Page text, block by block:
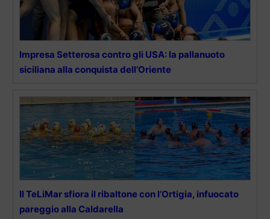
Impresa Setterosa contro gli USA: la pallanuoto
siciliana alla conquista dell’Oriente
Il TeLiMar sfiora il ribaltone con l’Ortigia, infuocato
pareggio alla Caldarella